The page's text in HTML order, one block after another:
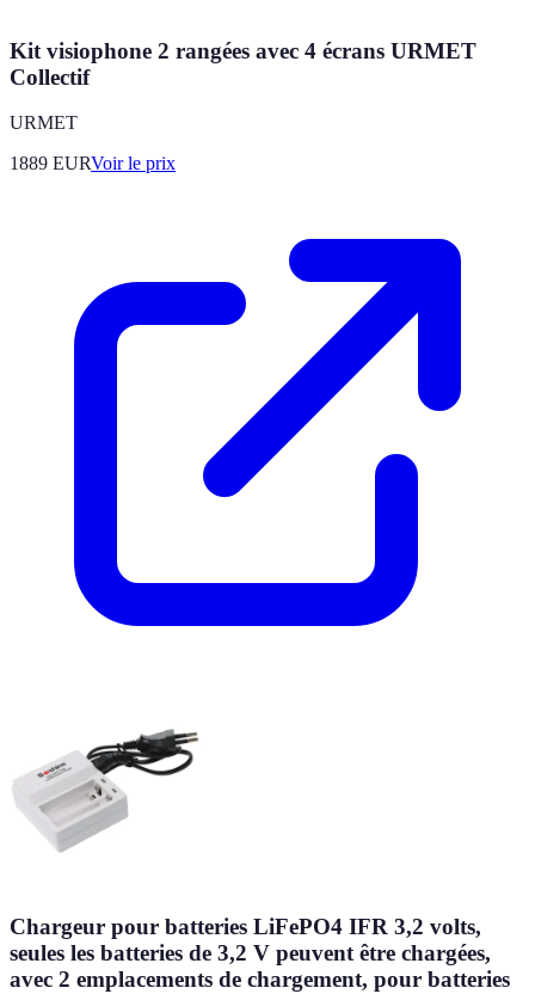
Kit visiophone 2 rangées avec 4 écrans URMET
Collectif
URMET
1889 EURVoir le prix
Chargeur pour batteries LiFePO4 IFR 3,2 volts,
seules les batteries de 3,2 V peuvent être chargées,
avec 2 emplacements de chargement, pour batteries